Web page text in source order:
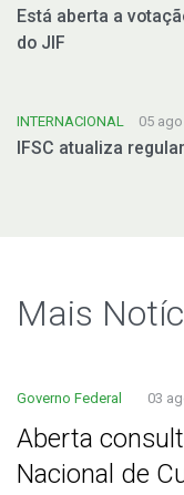
Está aberta a
do JIF
INTERNACIONAL 05
IFSC atualiza
Mais
Governo Federal 03
Aberta
Nacional de